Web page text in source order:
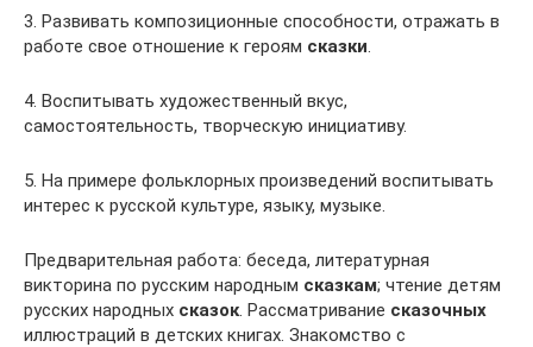
3. Развивать композиционные способности, отражать в
работе свое отношение к героям сказки.
4. Воспитывать художественный вкус,
самостоятельность, творческую инициативу.
5. На примере фольклорных произведений воспитывать
интерес к русской культуре, языку, музыке.
Предварительная работа: беседа, литературная
викторина по русским народным сказкам; чтение детям
русских народных сказок. Рассматривание сказочных
иллюстраций в детских книгах. Знакомство с